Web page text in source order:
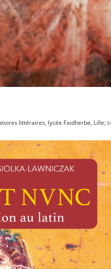
littéraires, lycée Faidherbe, Lille;